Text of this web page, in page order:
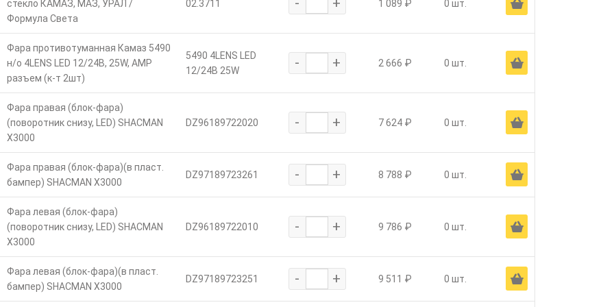
стекло КАМАЗ, МАЗ, УРАЛ /
Формула Света
02.3711 1 089 ₽ 0 шт.
Фара противотуманная Камаз 5490
н/о 4LENS LED 12/24В, 25W, АМР
разъем (к-т 2шт)
5490 4LENS LED
12/24В 25W
- + 2 666 ₽ 0 шт. Ä
Фара правая (блок-фара)
(поворотник снизу, LED) SHACMAN
X3000
DZ96189722020 - + 7 624 ₽ 0 шт. Ä
Фара правая (блок-фара)(в пласт.
бампер) SHACMAN X3000
DZ97189723261 - + 8 788 ₽ 0 шт. Ä
Фара левая (блок-фара)
(поворотник снизу, LED) SHACMAN
X3000
DZ96189722010 - + 9 786 ₽ 0 шт. Ä
Фара левая (блок-фара)(в пласт.
бампер) SHACMAN X3000
DZ97189723251 - + 9 511 ₽ 0 шт. Ä